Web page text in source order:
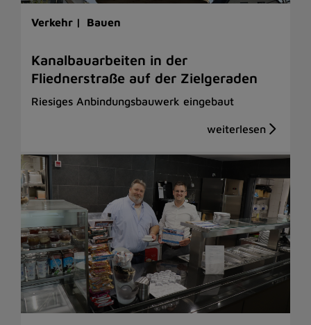
Verkehr | Bauen
Kanalbauarbeiten in der
Fliednerstraße auf der Zielgeraden
Riesiges Anbindungsbauwerk eingebaut